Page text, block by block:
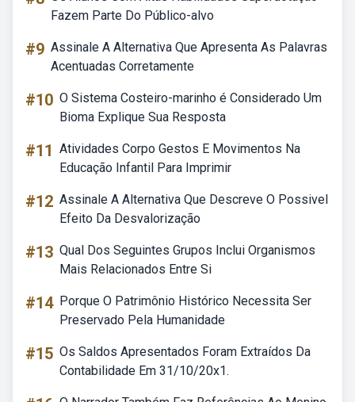
Fazem Parte Do Público-alvo
#9 Assinale A Alternativa Que Apresenta As Palavras
Acentuadas Corretamente
#10 O Sistema Costeiro-marinho é Considerado Um
Bioma Explique Sua Resposta
#11 Atividades Corpo Gestos E Movimentos Na
Educação Infantil Para Imprimir
#12 Assinale A Alternativa Que Descreve O Possivel
Efeito Da Desvalorização
#13 Qual Dos Seguintes Grupos Inclui Organismos
Mais Relacionados Entre Si
#14 Porque O Patrimônio Histórico Necessita Ser
Preservado Pela Humanidade
#15 Os Saldos Apresentados Foram Extraídos Da
Contabilidade Em 31/10/20x1.